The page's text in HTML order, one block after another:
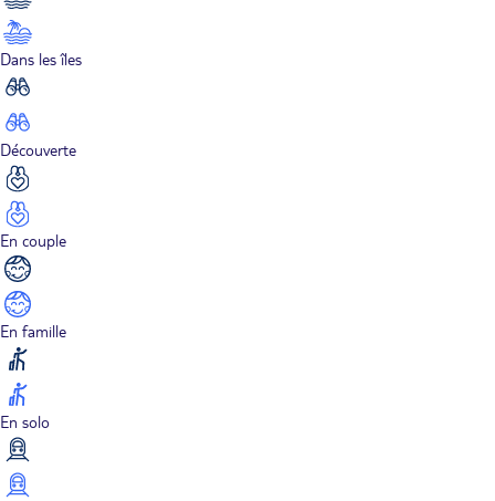
Dans les îles
Découverte
En couple
En famille
En solo